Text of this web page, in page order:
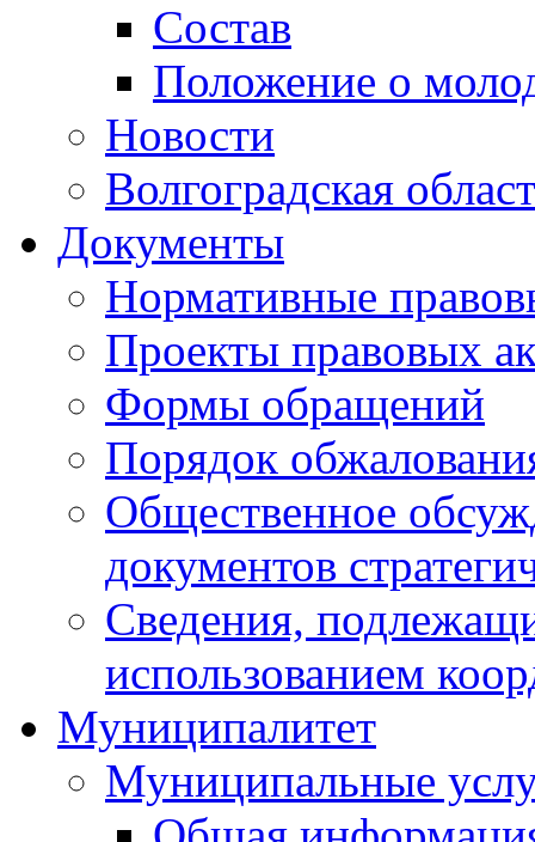
Состав
Положение о
Новости
Волгоградская
Документы
Нормативные
Проекты правовых
Формы обращений
Порядок
Общественное
документов
Сведения,
использованием
Муниципалитет
Муниципальные